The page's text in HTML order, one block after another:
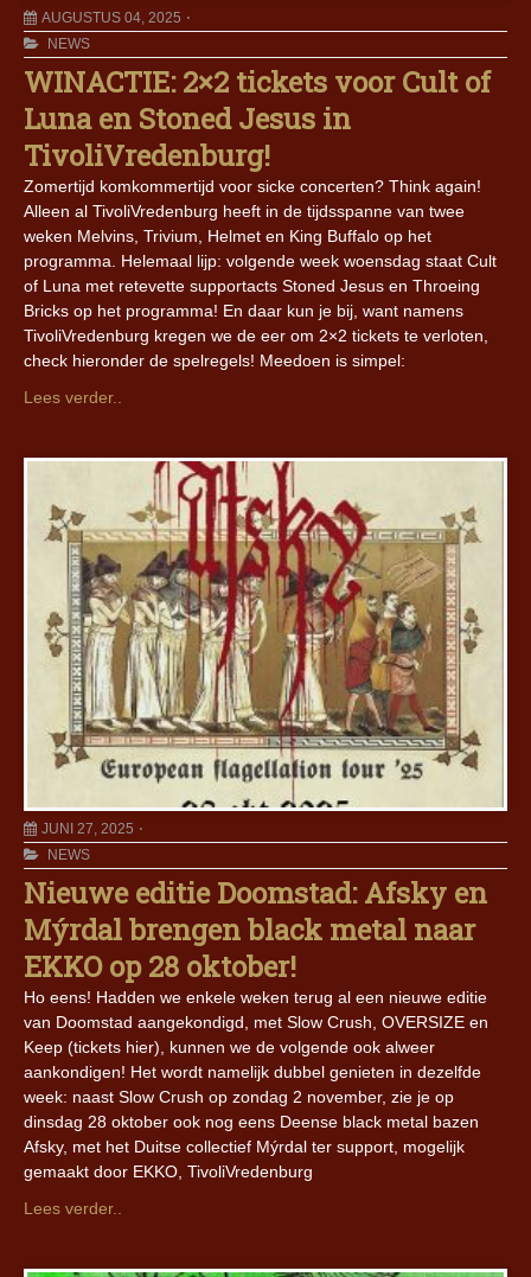
AUGUSTUS 04, 2025
NEWS
WINACTIE: 2×2 tickets voor Cult of
Luna en Stoned Jesus in
TivoliVredenburg!
Zomertijd komkommertijd voor sicke concerten? Think again!
Alleen al TivoliVredenburg heeft in de tijdsspanne van twee
weken Melvins, Trivium, Helmet en King Buffalo op het
programma. Helemaal lijp: volgende week woensdag staat Cult
of Luna met retevette supportacts Stoned Jesus en Throeing
Bricks op het programma! En daar kun je bij, want namens
TivoliVredenburg kregen we de eer om 2×2 tickets te verloten,
check hieronder de spelregels! Meedoen is simpel:
Lees verder..
JUNI 27, 2025
NEWS
Nieuwe editie Doomstad: Afsky en
Mýrdal brengen black metal naar
EKKO op 28 oktober!
Ho eens! Hadden we enkele weken terug al een nieuwe editie
van Doomstad aangekondigd, met Slow Crush, OVERSIZE en
Keep (tickets hier), kunnen we de volgende ook alweer
aankondigen! Het wordt namelijk dubbel genieten in dezelfde
week: naast Slow Crush op zondag 2 november, zie je op
dinsdag 28 oktober ook nog eens Deense black metal bazen
Afsky, met het Duitse collectief Mýrdal ter support, mogelijk
gemaakt door EKKO, TivoliVredenburg
Lees verder..